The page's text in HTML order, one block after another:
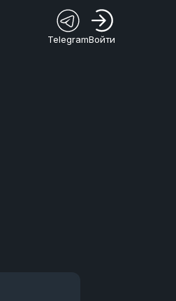
TelegramВойти